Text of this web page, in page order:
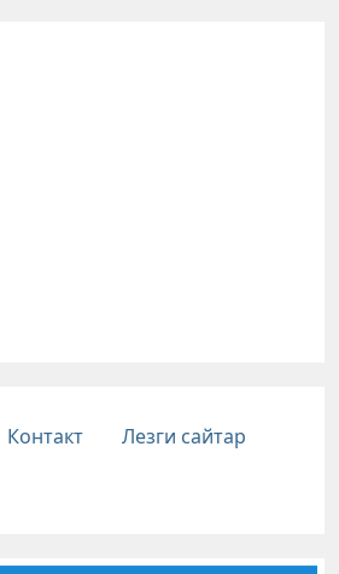
Контакт
Лезги сайтар